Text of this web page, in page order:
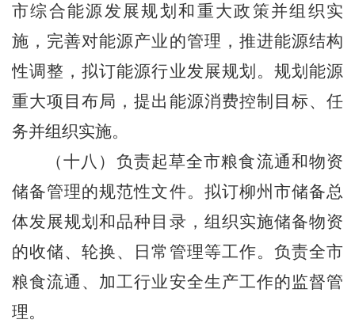
市综合能源发展规划和重大政策并组织实
施，完善对能源产业的管理，推进能源结构
性调整，拟订能源行业发展规划。规划能源
重大项目布局，提出能源消费控制目标、任
务并组织实施。
（十八）负责起草全市粮食流通和物资
储备管理的规范性文件。拟订柳州市储备总
体发展规划和品种目录，组织实施储备物资
的收储、轮换、日常管理等工作。负责全市
粮食流通、加工行业安全生产工作的监督管
理。